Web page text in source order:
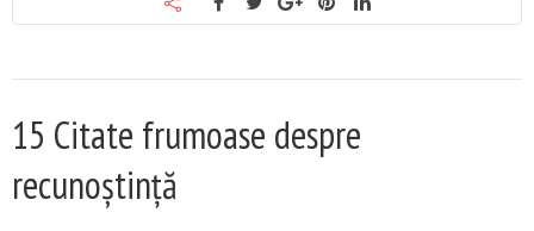
15 Citate frumoase despre
recunoștință